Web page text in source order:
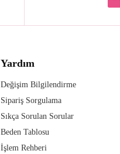
Yardım
Değişim Bilgilendirme
Sipariş Sorgulama
Sıkça Sorulan Sorular
Beden Tablosu
İşlem Rehberi